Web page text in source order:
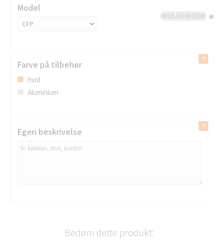
MULIGHEDER
Model
Farve på tilbehør
hvid
Aluminium
Egen beskrivelse
Bedøm dette produkt: